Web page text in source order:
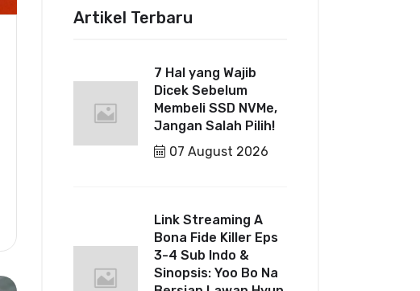
Artikel Terbaru
7 Hal yang Wajib
Dicek Sebelum
Membeli SSD NVMe,
Jangan Salah Pilih!
07 August 2026
Link Streaming A
Bona Fide Killer Eps
3-4 Sub Indo &
Sinopsis: Yoo Bo Na